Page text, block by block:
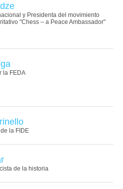
y Presidenta del movimiento
"Chess – a Peace Ambassador"
la FEDA
la FIDE
de la historia